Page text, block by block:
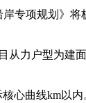
专项规划》将
力户型为建面
曲线km以内